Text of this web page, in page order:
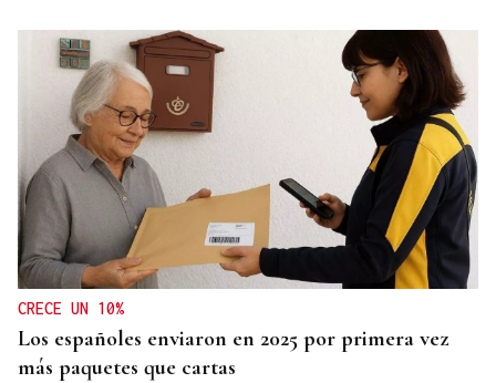
CRECE UN 10%
Los españoles enviaron en 2025 por primera vez
más paquetes que cartas